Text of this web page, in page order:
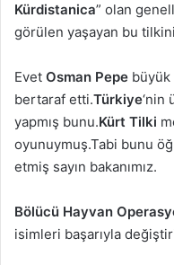
Kürdistanica” olan
görülen yaşayan bu
Evet Osman Pepe büyük
bertaraf etti.Türkiye‘nin
yapmış bunu.Kürt Tilki
oyunuymuş.Tabi bunu
etmiş sayın bakanımız.
Bölücü Hayvan
isimleri başarıyla